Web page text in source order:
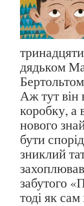
дядьком
Аж тут він
коробку, а
нового
бути
зниклий
забутого
тоді як